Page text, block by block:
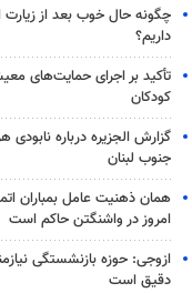
چگونه حال خوب بعد از زیارت
داریم؟
تأکید بر اجرای حمایت‌های
کودکان
گزارش الجزیره درباره نابودی
جنوب لبنان
همان ذهنیت عامل بمباران
امروز در واشنگتن حاکم است
ازوجی: حوزه بازنشستگی
دقیق است